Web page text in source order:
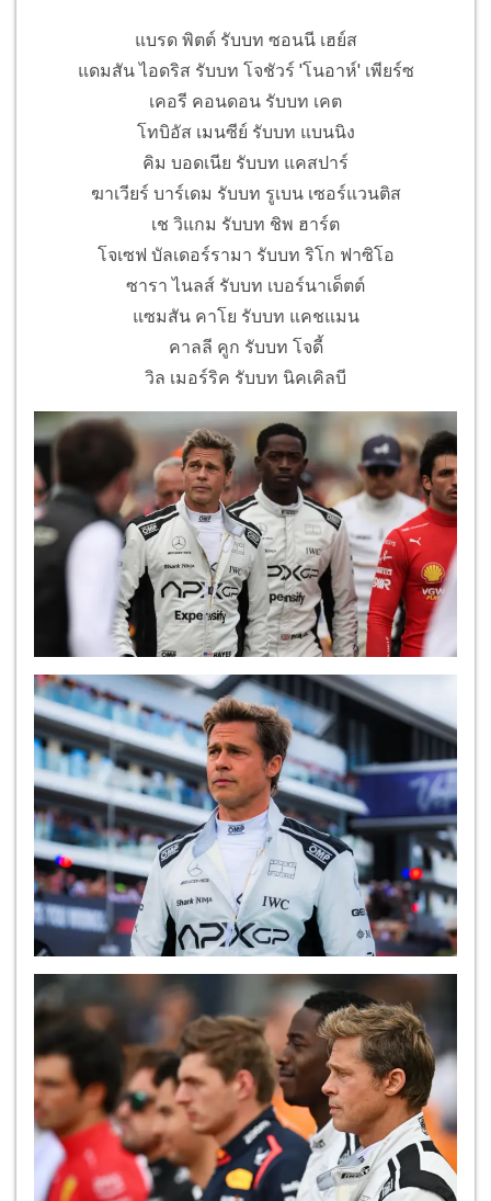
แบรด พิตต์ รับบท ซอนนี เฮย์ส
แดมสัน ไอดริส รับบท โจชัวร์ 'โนอาห์' เพียร์ซ
เคอรี คอนดอน รับบท เคต
โทบิอัส เมนซีย์ รับบท แบนนิง
คิม บอดเนีย รับบท แคสปาร์
ฆาเวียร์ บาร์เดม รับบท รูเบน เซอร์แวนติส
เช วิแกม รับบท ชิพ ฮาร์ต
โจเซฟ บัลเดอร์รามา รับบท ริโก ฟาซิโอ
ซารา ไนลส์ รับบท เบอร์นาเด็ตต์
แซมสัน คาโย รับบท แคชแมน
คาลลี คูก รับบท โจดี้
วิล เมอร์ริค รับบท นิคเคิลบี